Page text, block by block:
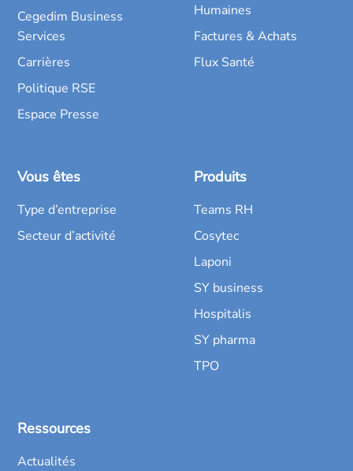
Cegedim Business
Services
Carrières
Politique RSE
Espace Presse
Humaines
Factures & Achats
Flux Santé
Vous êtes
Type d’entreprise
Secteur d’activité
Produits
Teams RH
Cosytec
Laponi
SY business
Hospitalis
SY pharma
TPO
Ressources
Actualités